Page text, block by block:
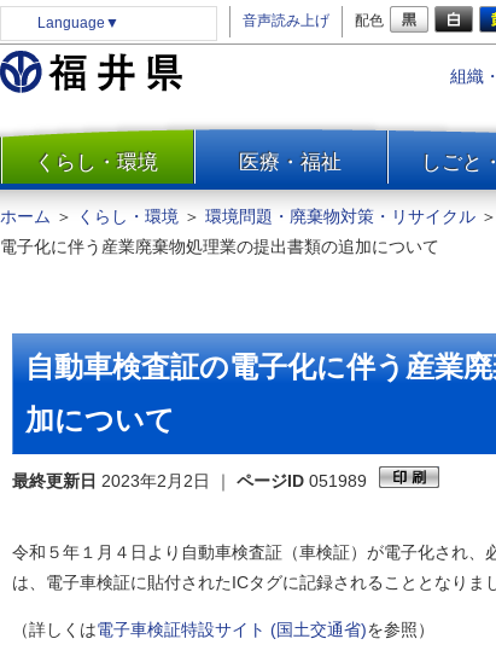
Language ▼ 音声読み上げ 配色
組織
一覧
くらし・環境 医療・福祉 しごと
防災
安全安心
住まい・土地
環境問題・廃棄物対策・リサ
イクル
まちづくり
交通・道路
自然
ホーム ＞ くらし・環境 ＞ 環境問題・廃棄物対策・リサイクル ＞
電子化に伴う産業廃棄物処理業の提出書類の追加について
自動車検査証の電子化に伴う産業
加について
最終更新日 2023年2月2日 ｜ ページID 051989
令和５年１月４日より自動車検査証（車検証）が電子化され
は、電子車検証に貼付されたICタグに記録されることとなりま
（詳しくは電子車検証特設サイト (国土交通省)を参照）